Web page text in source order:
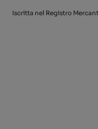
Iscritta nel Registro